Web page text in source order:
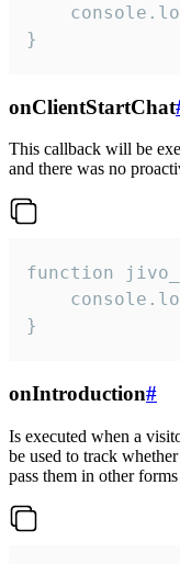
}
onClientStartChat
This callback will be
and there was no
function
}
onIntroduction#
Is executed when a
be used to track
pass them in other